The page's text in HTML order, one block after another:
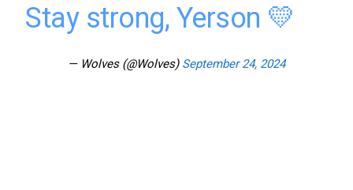
Stay strong, Yerson 💛
— Wolves (@Wolves) September 24, 2024